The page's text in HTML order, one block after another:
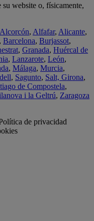
website o, físicamente,
Alcorcón, Alfafar, Alicante,
, Barcelona, Burjassot,
, Granada, Huércal de
, Lanzarote, León,
, Málaga, Murcia,
, Sagunto, Salt, Girona,
de Compostela,
i la Geltrú, Zaragoza
de privacidad